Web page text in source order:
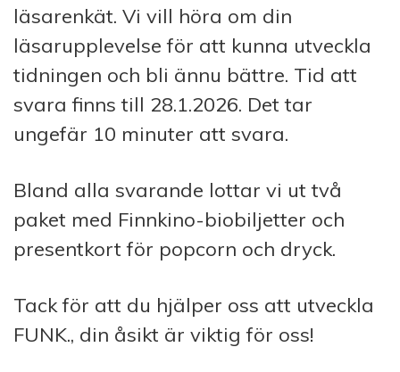
läsarenkät. Vi vill höra om din
läsarupplevelse för att kunna utveckla
tidningen och bli ännu bättre. Tid att
svara finns till 28.1.2026. Det tar
ungefär 10 minuter att svara.
Bland alla svarande lottar vi ut två
paket med Finnkino-biobiljetter och
presentkort för popcorn och dryck.
Tack för att du hjälper oss att utveckla
FUNK., din åsikt är viktig för oss!